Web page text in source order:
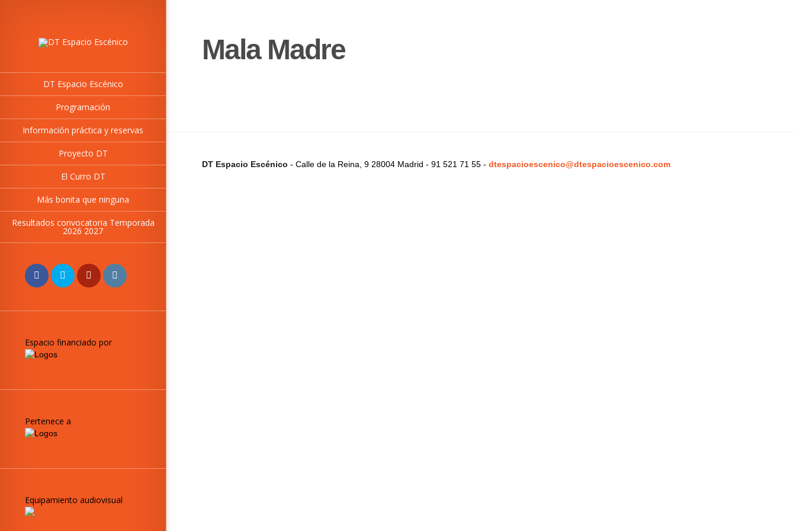
DT Espacio Escénico
Programación
Información práctica y reservas
Proyecto DT
El Curro DT
Más bonita que ninguna
Resultados convocatoria Temporada
2026 2027
Espacio financiado por
Pertenece a
Equipamiento audiovisual
Mala Madre
DT Espacio Escénico - Calle de la Reina, 9 28004 Madrid - 91 521 71 55 - dtespacioescenico@dtespacioescenico.com